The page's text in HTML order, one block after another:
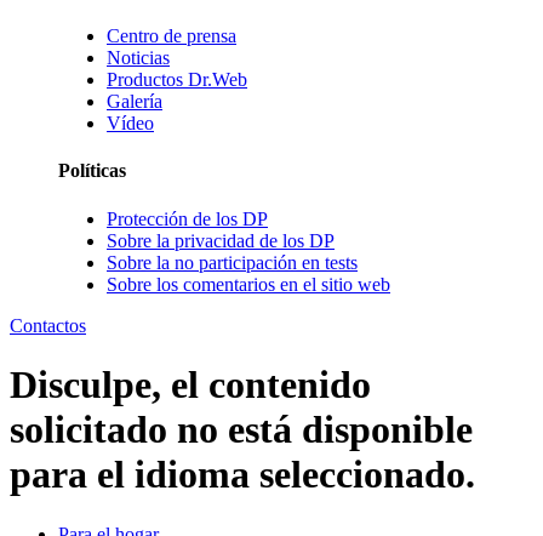
Centro de prensa
Noticias
Productos Dr.Web
Galería
Vídeo
Políticas
Protección de los DP
Sobre la privacidad de los DP
Sobre la no participación en tests
Sobre los comentarios en el sitio web
Contactos
Disculpe, el contenido
solicitado no está disponible
para el idioma seleccionado.